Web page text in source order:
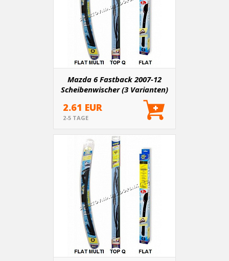
Mazda 6 Fastback 2007-12
Scheibenwischer (3 Varianten)
2.61 EUR
2-5 TAGE